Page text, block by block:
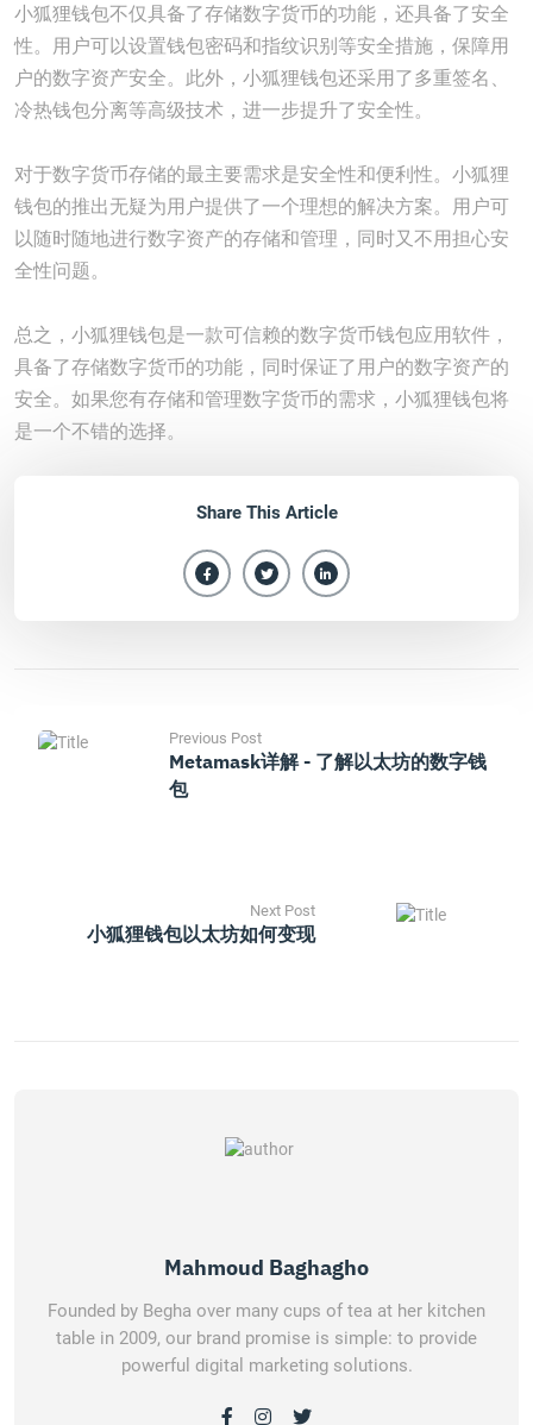
小狐狸钱包不仅具备了存储数字货币的功能，还具备了安全
性。用户可以设置钱包密码和指纹识别等安全措施，保障用
户的数字资产安全。此外，小狐狸钱包还采用了多重签名、
冷热钱包分离等高级技术，进一步提升了安全性。
对于数字货币存储的最主要需求是安全性和便利性。小狐狸
钱包的推出无疑为用户提供了一个理想的解决方案。用户可
以随时随地进行数字资产的存储和管理，同时又不用担心安
全性问题。
总之，小狐狸钱包是一款可信赖的数字货币钱包应用软件，
具备了存储数字货币的功能，同时保证了用户的数字资产的
安全。如果您有存储和管理数字货币的需求，小狐狸钱包将
是一个不错的选择。
Share This Article
Previous Post
Metamask详解 - 了解以太坊的数字钱
包
Next Post
小狐狸钱包以太坊如何变现
Mahmoud Baghagho
Founded by Begha over many cups of tea at her kitchen
table in 2009, our brand promise is simple: to provide
powerful digital marketing solutions.